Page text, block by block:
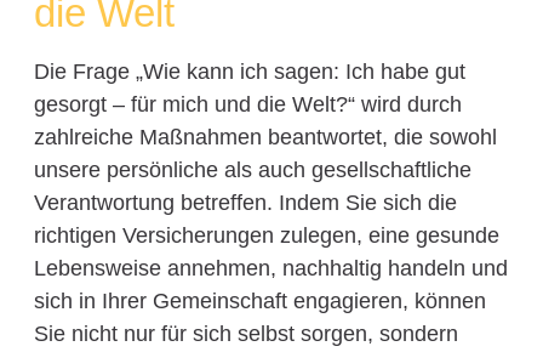
die Welt
Die Frage „Wie kann ich sagen: Ich habe gut
gesorgt – für mich und die Welt?“ wird durch
zahlreiche Maßnahmen beantwortet, die sowohl
unsere persönliche als auch gesellschaftliche
Verantwortung betreffen. Indem Sie sich die
richtigen Versicherungen zulegen, eine gesunde
Lebensweise annehmen, nachhaltig handeln und
sich in Ihrer Gemeinschaft engagieren, können
Sie nicht nur für sich selbst sorgen, sondern